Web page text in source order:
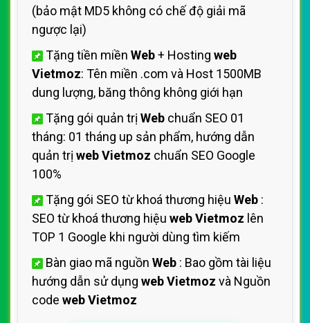
(bảo mật MD5 không có chế độ giải mã
ngược lại)
Tặng tiền miền Web+ Hosting web
Vietmoz: Tên miền .com và Host 1500MB
dung lượng, băng thông không giới hạn
Tặng gói quản trị Web chuẩn SEO 01
tháng: 01 tháng up sản phẩm, hướng dẫn
quản trị web Vietmoz chuẩn SEO Google
100%
Tặng gói SEO từ khoá thương hiệu Web :
SEO từ khoá thương hiệu web Vietmoz lên
TOP 1 Google khi người dùng tìm kiếm
Bàn giao mã nguồn Web : Bao gồm tài liệu
hướng dẫn sử dụng web Vietmoz và Nguồn
code web Vietmoz